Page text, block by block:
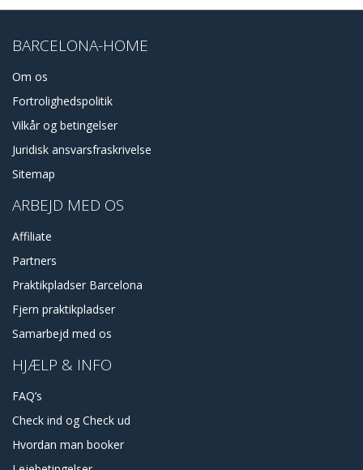
BARCELONA-HOME
Om os
Fortrolighedspolitik
Vilkår og betingelser
Juridisk ansvarsfraskrivelse
Sitemap
ARBEJD MED OS
Affiliate
Partners
Praktikpladser Barcelona
Fjern praktikpladser
Samarbejd med os
HJÆLP & INFO
FAQ’s
Check ind og Check ud
Hvordan man booker